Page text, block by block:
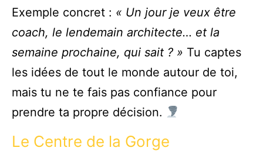
Exemple concret : « Un jour je veux être
coach, le lendemain architecte… et la
semaine prochaine, qui sait ? » Tu captes
les idées de tout le monde autour de toi,
mais tu ne te fais pas confiance pour
prendre ta propre décision.
Le Centre de la Gorge